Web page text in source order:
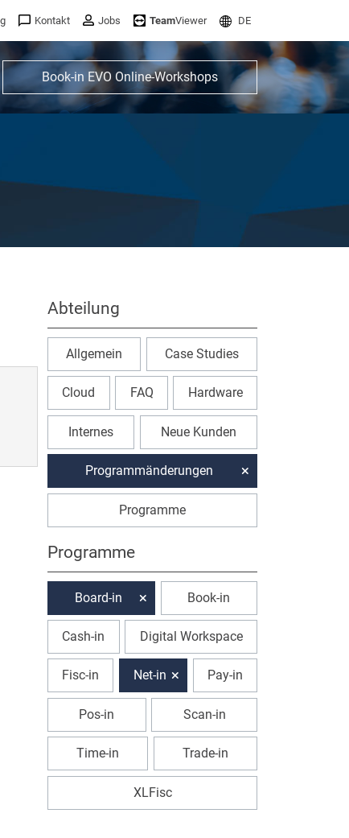
Kontakt Jobs TeamViewer DE
Book-in EVO Online-Workshops
Abteilung
Allgemein Case Studies
Cloud FAQ Hardware
Internes Neue Kunden
Programmänderungen
Programme
Programme
Board-in Book-in
Cash-in Digital Workspace
Fisc-in Net-in Pay-in
Pos-in Scan-in
Time-in Trade-in
XLFisc